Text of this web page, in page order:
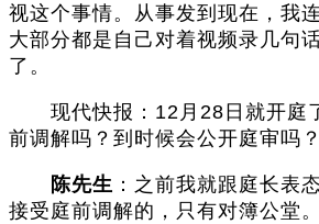
视这个事情。从事发到现在，我
大部分都是自己对着视频录几句
了。
现代快报：12月28日就开庭
前调解吗？到时候会公开庭审吗？
陈先生 ：之前我就跟庭长表
接受庭前调解的，只有对簿公堂